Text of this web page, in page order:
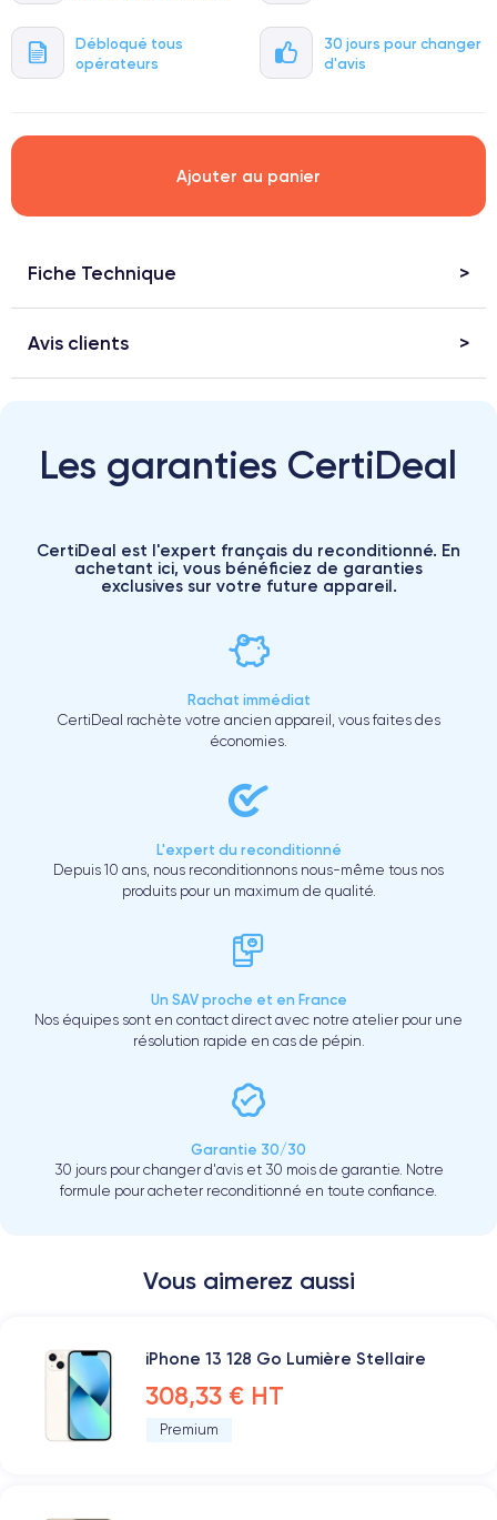
Débloqué tous
opérateurs
30 jours pour changer
d'avis
Ajouter au panier
Fiche Technique
Avis clients
Les garanties CertiDeal
CertiDeal est l'expert français du reconditionné. En
achetant ici, vous bénéficiez de garanties
exclusives sur votre future appareil.
Rachat immédiat
CertiDeal rachète votre ancien appareil, vous faites des
économies.
L'expert du reconditionné
Depuis 10 ans, nous reconditionnons nous-même tous nos
produits pour un maximum de qualité.
Un SAV proche et en France
Nos équipes sont en contact direct avec notre atelier pour une
résolution rapide en cas de pépin.
Garantie 30/30
30 jours pour changer d'avis et 30 mois de garantie. Notre
formule pour acheter reconditionné en toute confiance.
Vous aimerez aussi
iPhone 13 128 Go Lumière Stellaire
308,33 € HT
Premium